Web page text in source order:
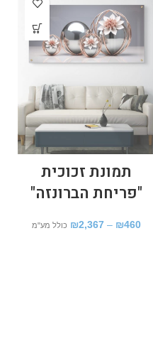
תמונת זכוכית
"פריחת הברונזה"
₪460
–
₪2,367 כולל מע"מ